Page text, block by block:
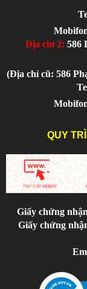
Địa chỉ 2: 586
(Địa chỉ cũ: 586
QUY
Giấy chứng
Giấy chứng